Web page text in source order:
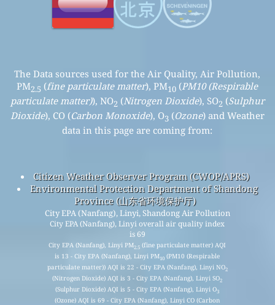
The Data sources used for the Air Quality, Air Pollution,
PM2.5 (fine particulate matter), PM10 (PM10 (Respirable
particulate matter)), NO2 (Nitrogen Dioxide), SO2 (Sulphur
Dioxide), CO (Carbon Monoxide), O3 (Ozone) and Weather
data in this page are coming from:
Citizen Weather Observer Program (CWOP/APRS)
Environmental Protection Department of Shandong
Province (山东省环境保护厅)
City EPA (Nanfang), Linyi, Shandong Air Pollution
City EPA (Nanfang), Linyi overall air quality index
is 69
City EPA (Nanfang), Linyi PM2.5 (fine particulate matter) AQI
is 13 - City EPA (Nanfang), Linyi PM10 (PM10 (Respirable
particulate matter)) AQI is 22 - City EPA (Nanfang), Linyi NO2
(Nitrogen Dioxide) AQI is 3 - City EPA (Nanfang), Linyi SO2
(Sulphur Dioxide) AQI is 5 - City EPA (Nanfang), Linyi O3
(Ozone) AQI is 69 - City EPA (Nanfang), Linyi CO (Carbon